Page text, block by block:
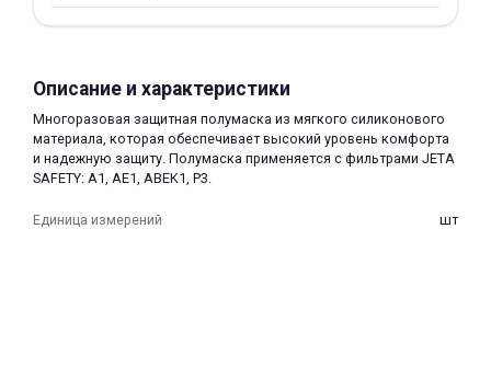
Описание и характеристики
Многоразовая защитная полумаска из мягкого силиконового
материала, которая обеспечивает высокий уровень комфорта
и надежную защиту. Полумаска применяется с фильтрами JETA
SAFETY: A1, AE1, ABEK1, P3.
Единица измерений шт